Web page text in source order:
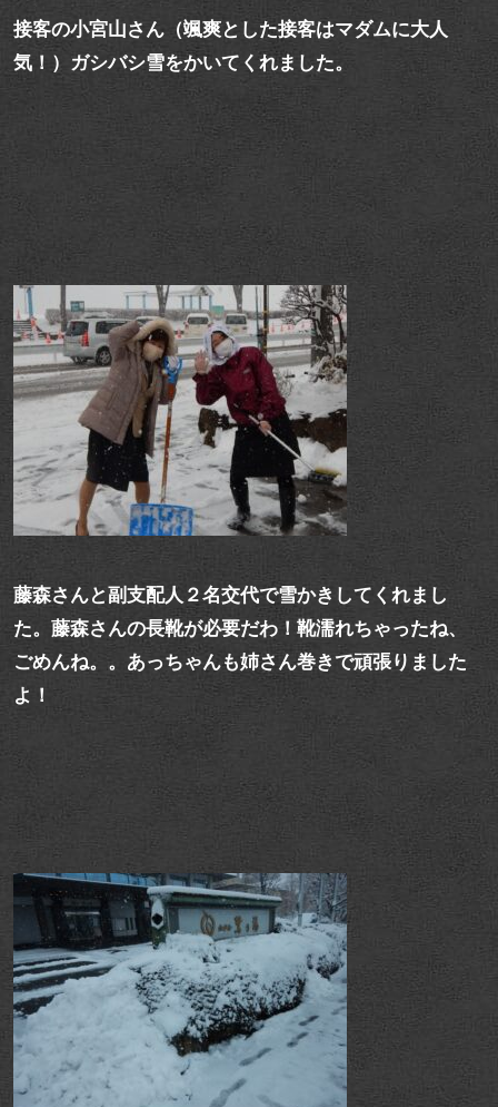
接客の小宮山さん（颯爽とした接客はマダムに大人
気！）ガシバシ雪をかいてくれました。
藤森さんと副支配人２名交代で雪かきしてくれまし
た。藤森さんの長靴が必要だわ！靴濡れちゃったね、
ごめんね。。あっちゃんも姉さん巻きで頑張りました
よ！